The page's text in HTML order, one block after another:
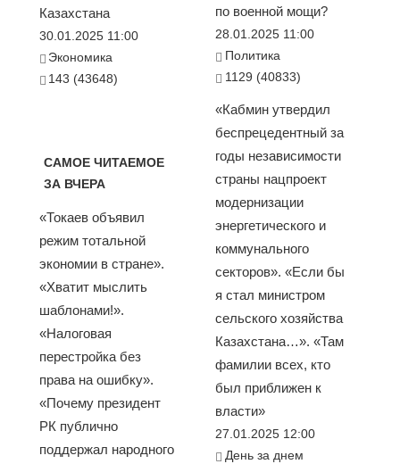
Казахстана
30.01.2025 11:00
Экономика
143 (43648)
САМОЕ ЧИТАЕМОЕ
ЗА ВЧЕРА
«Токаев объявил
режим тотальной
экономии в стране».
«Хватит мыслить
шаблонами!».
«Налоговая
перестройка без
права на ошибку».
«Почему президент
РК публично
поддержал народного
по военной мощи?
28.01.2025 11:00
Политика
1129 (40833)
«Кабмин утвердил
беспрецедентный за
годы независимости
страны нацпроект
модернизации
энергетического и
коммунального
секторов». «Если бы
я стал министром
сельского хозяйства
Казахстана…». «Там
фамилии всех, кто
был приближен к
власти»
27.01.2025 12:00
День за днем